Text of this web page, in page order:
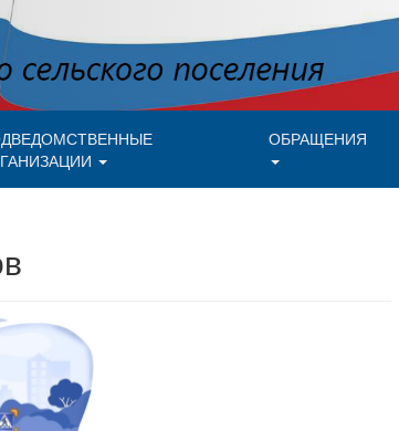
ОБРАЩЕНИЯ